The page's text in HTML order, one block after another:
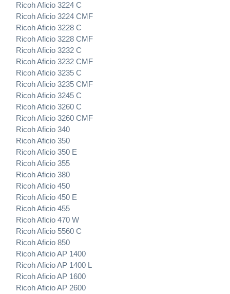
Ricoh Aficio 3224 C
Ricoh Aficio 3224 CMF
Ricoh Aficio 3228 C
Ricoh Aficio 3228 CMF
Ricoh Aficio 3232 C
Ricoh Aficio 3232 CMF
Ricoh Aficio 3235 C
Ricoh Aficio 3235 CMF
Ricoh Aficio 3245 C
Ricoh Aficio 3260 C
Ricoh Aficio 3260 CMF
Ricoh Aficio 340
Ricoh Aficio 350
Ricoh Aficio 350 E
Ricoh Aficio 355
Ricoh Aficio 380
Ricoh Aficio 450
Ricoh Aficio 450 E
Ricoh Aficio 455
Ricoh Aficio 470 W
Ricoh Aficio 5560 C
Ricoh Aficio 850
Ricoh Aficio AP 1400
Ricoh Aficio AP 1400 L
Ricoh Aficio AP 1600
Ricoh Aficio AP 2600